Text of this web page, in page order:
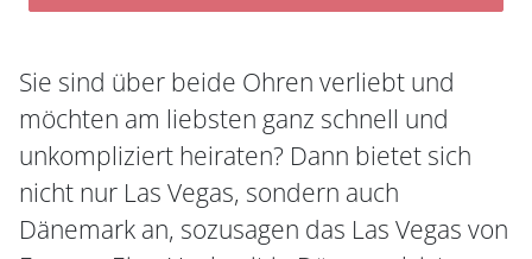
Sie sind über beide Ohren verliebt und
möchten am liebsten ganz schnell und
unkompliziert heiraten? Dann bietet sich
nicht nur Las Vegas, sondern auch
Dänemark an, sozusagen das Las Vegas von